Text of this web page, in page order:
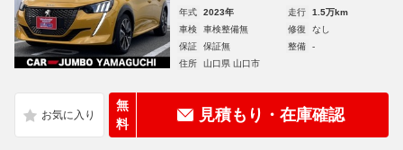
年式 2023年 走行
1.5万km
車検
車検整備無 修復
なし
保証
保証無 整備
-
住所
山口県 山口市
無
料
見積もり・在庫確認